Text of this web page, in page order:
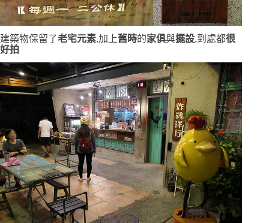
建築物保留了老宅元素,加上舊時的家俱與擺設,到處都很
好拍